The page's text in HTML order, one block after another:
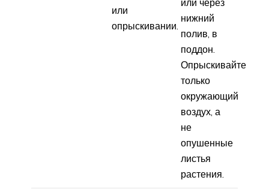
или
опрыскивании.
нижний
полив, в
поддон.
Опрыскивайте
только
окружающий
воздух, а
не
опушенные
листья
растения.